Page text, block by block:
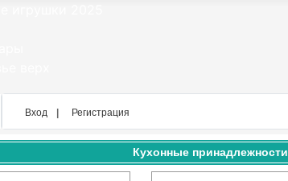
Вход Регистрация
Кухонные принадлежности